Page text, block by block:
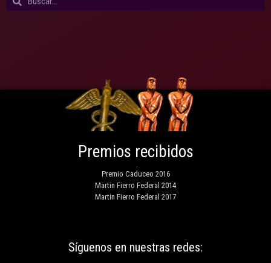
Síguenos en nuestras redes:
Premios recibidos
Premio Caduceo 2016
Martin Fierro Federal 2014
Martin Fierro Federal 2017